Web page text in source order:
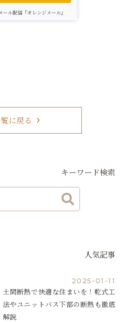
ル配信『オレンジメール』
に戻る
キーワード検索
人気記事
2025-01-11
土間断熱で快適な住まいを！乾式工
法やユニットバス下部の断熱も徹底
解説